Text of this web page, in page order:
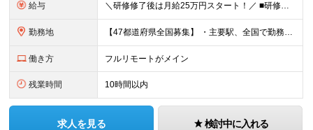
給与 ＼研修修了後は月給25万円スタート！／ ■研修修了後 月給25万円＋賞与＋インセンティブ賞与 ※残業代は別途支給 ▽研修期間▽ 【未経験者】 ▶ 月給20万円～ 【固定残業代について】
勤務地 【47都道府県全国募集】 ・主要駅、全国で勤務可能！ ・どこに住んでいても応募可能！ 【東京本社】 東京都品川区東品川5-9-2 ≪リモート研修♪⾯接も基本的にオンラインで実施します≫ －主要駅
働き方 フルリモートがメイン
残業時間 10時間以内
求人を見る 検討中に入れる